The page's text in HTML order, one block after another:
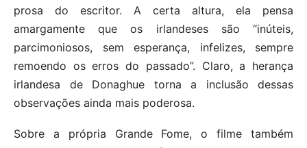
prosa do escritor. A certa altura, ela pensa
amargamente que os irlandeses são “inúteis,
parcimoniosos, sem esperança, infelizes, sempre
remoendo os erros do passado”. Claro, a herança
irlandesa de Donaghue torna a inclusão dessas
observações ainda mais poderosa.
Sobre a própria Grande Fome, o filme também